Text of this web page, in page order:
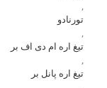
,
تورنادو
,
تیغ اره ام دی اف بر
,
تیغ اره پانل بر